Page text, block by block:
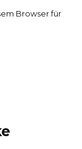
Browser für